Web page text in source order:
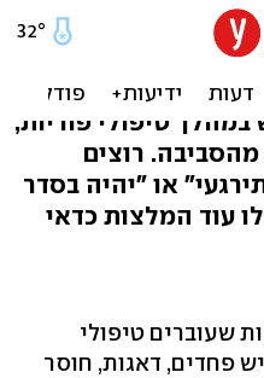
טיפולי פוריות,
רוצים
או "יהיה בסדר
עוד המלצות כדאי
שעוברים טיפולי
פחדים, דאגות, חוסר